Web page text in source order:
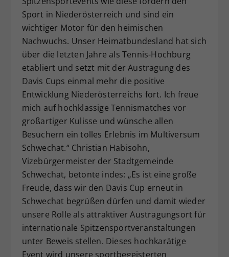
Sport in Niederösterreich und sind ein
wichtiger Motor für den heimischen
Nachwuchs. Unser Heimatbundesland hat sich
über die letzten Jahre als Tennis-Hochburg
etabliert und setzt mit der Austragung des
Davis Cups einmal mehr die positive
Entwicklung Niederösterreichs fort. Ich freue
mich auf hochklassige Tennismatches vor
großartiger Kulisse und wünsche allen
Besuchern ein tolles Erlebnis im Multiversum
Schwechat.“ Christian Habisohn,
Vizebürgermeister der Stadtgemeinde
Schwechat, betonte indes: „Es ist eine große
Freude, dass wir den Davis Cup erneut in
Schwechat begrüßen dürfen und damit wieder
unsere Rolle als attraktiver Austragungsort für
internationale Spitzensportveranstaltungen
unter Beweis stellen. Dieses hochkarätige
Event wird unsere sportbegeisterten